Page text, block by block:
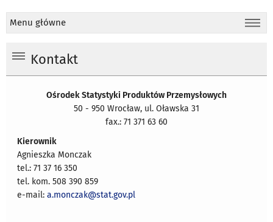
Menu główne
Kontakt
Ośrodek Statystyki Produktów Przemysłowych
50 - 950 Wrocław, ul. Oławska 31
fax.: 71 371 63 60
Kierownik
Agnieszka Monczak
tel.: 71 37 16 350
tel. kom. 508 390 859
e-mail:a.monczak@stat.gov.pl